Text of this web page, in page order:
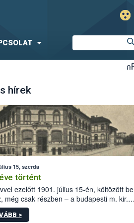
hírek
15, szerda
történt
ezelőtt 1901. július 15-én, költözött be
még csak részben – a budapesti m. kir.
állomás a Kis Rókus utca
alatti, Czigler Győző által tervezett új
>